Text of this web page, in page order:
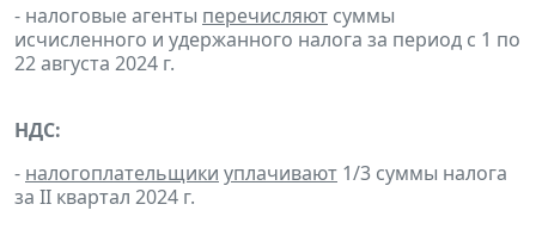
- налоговые агенты перечисляют суммы
исчисленного и удержанного налога за период с 1 по
22 августа 2024 г.
НДС:
- налогоплательщики уплачивают 1/3 суммы налога
за II квартал 2024 г.